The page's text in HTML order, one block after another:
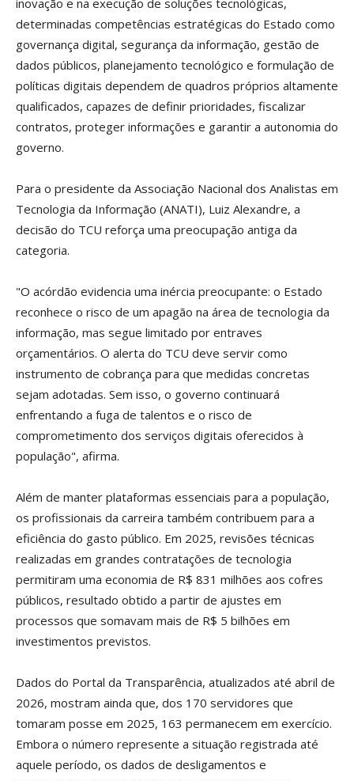
inovação e na execução de soluções tecnológicas,
determinadas competências estratégicas do Estado como
governança digital, segurança da informação, gestão de
dados públicos, planejamento tecnológico e formulação de
políticas digitais dependem de quadros próprios altamente
qualificados, capazes de definir prioridades, fiscalizar
contratos, proteger informações e garantir a autonomia do
governo.
Para o presidente da Associação Nacional dos Analistas em
Tecnologia da Informação (ANATI), Luiz Alexandre, a
decisão do TCU reforça uma preocupação antiga da
categoria.
"O acórdão evidencia uma inércia preocupante: o Estado
reconhece o risco de um apagão na área de tecnologia da
informação, mas segue limitado por entraves
orçamentários. O alerta do TCU deve servir como
instrumento de cobrança para que medidas concretas
sejam adotadas. Sem isso, o governo continuará
enfrentando a fuga de talentos e o risco de
comprometimento dos serviços digitais oferecidos à
população", afirma.
Além de manter plataformas essenciais para a população,
os profissionais da carreira também contribuem para a
eficiência do gasto público. Em 2025, revisões técnicas
realizadas em grandes contratações de tecnologia
permitiram uma economia de R$ 831 milhões aos cofres
públicos, resultado obtido a partir de ajustes em
processos que somavam mais de R$ 5 bilhões em
investimentos previstos.
Dados do Portal da Transparência, atualizados até abril de
2026, mostram ainda que, dos 170 servidores que
tomaram posse em 2025, 163 permanecem em exercício.
Embora o número represente a situação registrada até
aquele período, os dados de desligamentos e